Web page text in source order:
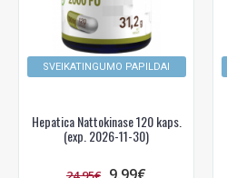
SVEIKATINGUMO PAPILDAI
Hepatica Nattokinase 120 kaps.
(exp. 2026-11-30)